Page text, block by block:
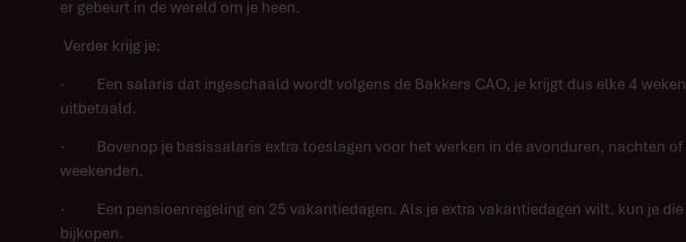
er gebeurt in de wereld om je heen.
Verder krijg je:
· Een salaris dat ingeschaald wordt volgens de Bakkers CAO, je krijgt dus elke 4 weken
uitbetaald.
· Bovenop je basissalaris extra toeslagen voor het werken in de avonduren, nachten of
weekenden.
· Een pensioenregeling en 25 vakantiedagen. Als je extra vakantiedagen wilt, kun je die
bijkopen.